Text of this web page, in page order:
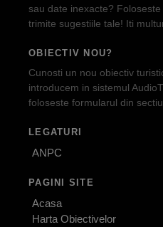
sau date inexacte?
trimite sugestiile tale! Iti
OBIECTIV NOU?
Cunosti un nou obiectiv
introducem in sistemul
foloseste formularul din
LEGATURI
ANPC
PAGINI SITE
Acasa
Harta Obiectivelor